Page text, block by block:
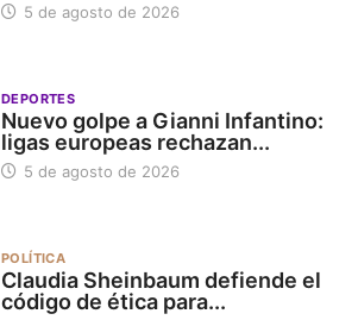
5 de agosto de 2026
DEPORTES
Nuevo golpe a Gianni Infantino:
ligas europeas rechazan...
5 de agosto de 2026
POLÍTICA
Claudia Sheinbaum defiende el
código de ética para...